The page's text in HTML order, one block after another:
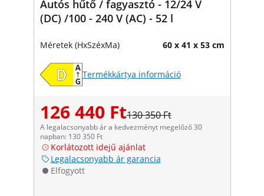
Autós hűtő / fagyasztó - 12/24 V
(DC) /100 - 240 V (AC) - 52 l
Méretek (HxSzéxMa) 60 x 41 x 53 cm
Termékkártya információ
126 440 Ft130 350 Ft
A legalacsonyabb ár a kedvezményt megelőző 30
napban: 130 350 Ft
Korlátozott idejű ajánlat
Legalacsonyabb ár garancia
Elfogyott